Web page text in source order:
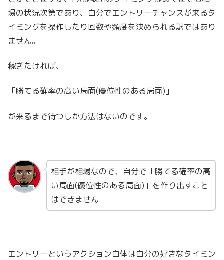
場の状況次第であり、自分でエントリーチャンスが来るタ
イミングを操作したり回数や頻度を決められる訳ではあり
ません。
稼ぎたければ、
「勝てる確率の高い局面(優位性のある局面)」
が来るまで待つしか方法はないのです。
相手が相場なので、自分で「勝てる確率の高
い局面(優位性のある局面)」を作り出すこと
はできません
エントリーというアクション自体は自分の好きなタイミン